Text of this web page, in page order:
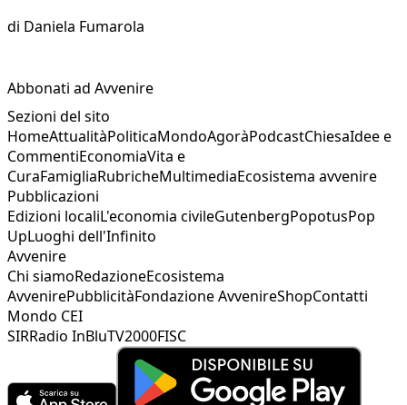
di Daniela Fumarola
Abbonati ad Avvenire
Sezioni del sito
HomeAttualitàPoliticaMondoAgoràPodcastChiesaIdee e
CommentiEconomiaVita e
CuraFamigliaRubricheMultimediaEcosistema avvenire
Pubblicazioni
Edizioni localiL'economia civileGutenbergPopotusPop
UpLuoghi dell'Infinito
Avvenire
Chi siamoRedazioneEcosistema
AvvenirePubblicitàFondazione AvvenireShopContatti
Mondo CEI
SIRRadio InBluTV2000FISC